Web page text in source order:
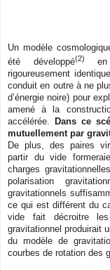
Un modèle
été développé(2)
rigoureusement
conduit en outre à ne
d’énergie noire) pour
amené à la
accélérée.
Dans ce
mutuellement par
De plus, des paires
partir du vide
charges
polarisation
gravitationnels
ce qui est différent du
vide fait décroitre
gravitationnel produirait
du modèle de
courbes de rotation des